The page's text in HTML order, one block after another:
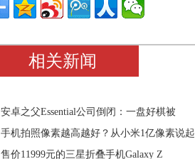
相关新闻
安卓之父Essential公司倒闭：一盘好棋被
手机拍照像素越高越好？从小米1亿像素说起
售价11999元的三星折叠手机Galaxy Z